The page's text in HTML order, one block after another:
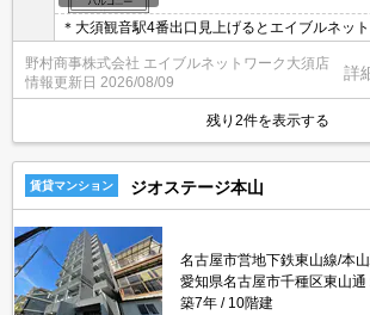
＊大須観音駅4番出口見上げるとエイブルネッ
野村商事株式会社 エイブルネットワーク大須店
情報更新日 2026/08/09
詳
残り2件を表示する
賃貸マンション ジオステージ本山
名古屋市営地下鉄東山線/本
愛知県名古屋市千種区東山通
築7年
10階建